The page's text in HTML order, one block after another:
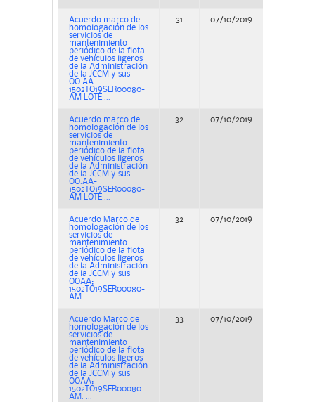
Acuerdo marco de
homologación de los
servicios de
mantenimiento
periódico de la flota
de vehículos ligeros
de la Administración
de la JCCM y sus
OO.AA-
1502TO19SER00080-
AM LOTE ...
31 07/10/2019
Acuerdo marco de
homologación de los
servicios de
mantenimiento
periódico de la flota
de vehículos ligeros
de la Administración
de la JCCM y sus
OO.AA-
1502TO19SER00080-
AM LOTE ...
32 07/10/2019
Acuerdo Marco de
homologación de los
servicios de
mantenimiento
periódico de la flota
de vehículos ligeros
de la Administración
de la JCCM y sus
OOAA;
1502TO19SER00080-
AM. ...
32 07/10/2019
Acuerdo Marco de
homologación de los
servicios de
mantenimiento
periódico de la flota
de vehículos ligeros
de la Administración
de la JCCM y sus
OOAA;
1502TO19SER00080-
AM. ...
33 07/10/2019